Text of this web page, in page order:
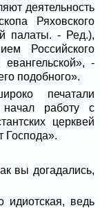
деятельность
Ряховского
палаты. - Ред.),
Российского
-
подобного».
печатали
работу с
церквей
Господа».
вы догадались,
идиотская, ведь